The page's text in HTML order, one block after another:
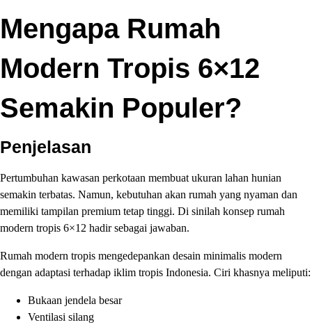
Mengapa Rumah
Modern Tropis 6×12
Semakin Populer?
Penjelasan
Pertumbuhan kawasan perkotaan membuat ukuran lahan hunian
semakin terbatas. Namun, kebutuhan akan rumah yang nyaman dan
memiliki tampilan premium tetap tinggi. Di sinilah konsep rumah
modern tropis 6×12 hadir sebagai jawaban.
Rumah modern tropis mengedepankan desain minimalis modern
dengan adaptasi terhadap iklim tropis Indonesia. Ciri khasnya meliputi:
Bukaan jendela besar
Ventilasi silang